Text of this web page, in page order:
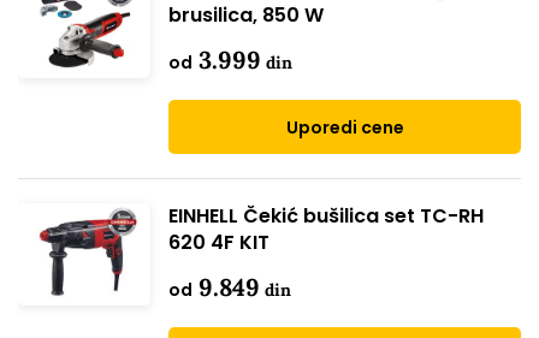
brusilica, 850 W
od 3.999 din
Uporedi cene
EINHELL Čekić bušilica set TC-RH
620 4F KIT
od 9.849 din